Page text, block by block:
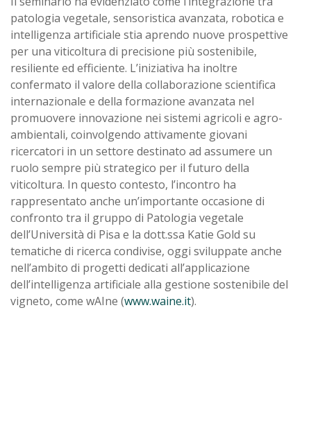
patologia vegetale, sensoristica avanzata, robotica e
intelligenza artificiale stia aprendo nuove prospettive
per una viticoltura di precisione più sostenibile,
resiliente ed efficiente. L’iniziativa ha inoltre
confermato il valore della collaborazione scientifica
internazionale e della formazione avanzata nel
promuovere innovazione nei sistemi agricoli e agro-
ambientali, coinvolgendo attivamente giovani
ricercatori in un settore destinato ad assumere un
ruolo sempre più strategico per il futuro della
viticoltura. In questo contesto, l’incontro ha
rappresentato anche un’importante occasione di
confronto tra il gruppo di Patologia vegetale
dell’Università di Pisa e la dott.ssa Katie Gold su
tematiche di ricerca condivise, oggi sviluppate anche
nell’ambito di progetti dedicati all’applicazione
dell’intelligenza artificiale alla gestione sostenibile del
vigneto, come wAIne (www.waine.it).